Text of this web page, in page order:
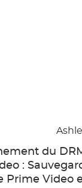
du
:
Prime Video